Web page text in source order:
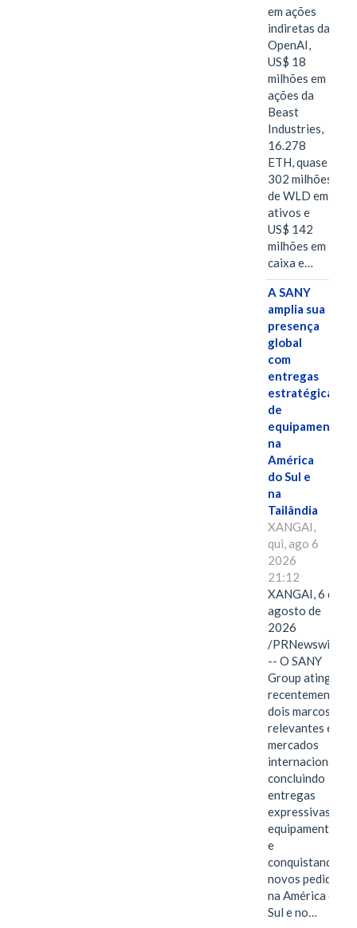
em ações
indiretas da
OpenAI,
US$ 18
milhões em
ações da
Beast
Industries,
16.278
ETH, quase
302 milhões
de WLD em
ativos e
US$ 142
milhões em
caixa e…
A SANY
amplia sua
presença
global
com
entregas
estratégicas
de
equipamentos
na
América
do Sul e
na
Tailândia
XANGAI,
qui, ago 6
2026
21:12
XANGAI, 6 de
agosto de
2026
/PRNewswire/
-- O SANY
Group atingiu
recentemente
dois marcos
relevantes em
mercados
internacionais,
concluindo
entregas
expressivas de
equipamentos
e
conquistando
novos pedidos
na América do
Sul e no…